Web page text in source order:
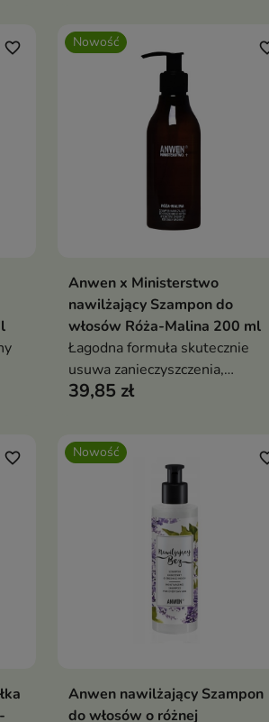
favorite_border Nowość
Dodaj do koszyka
Anwen x Ministerstwo
nawilżający Szampon do
włosów Róża-Malina 200 ml
Łagodna formuła skutecznie
usuwa zanieczyszczenia,
jednocześnie pomagając
39,85 zł
favorite_border Nowość
Dodaj do koszyka
Anwen nawilżający Szampon
do włosów o różnej